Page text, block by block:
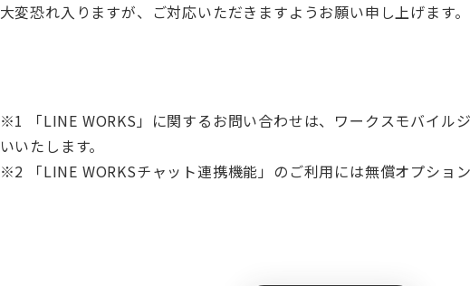
大変恐れ入りますが、ご対応いただきますようお願い申し上げます。
※1 「LINE WORKS」に関するお問い合わせは、ワークスモバイル
いいたします。
※2 「LINE WORKSチャット連携機能」のご利用には無償オプション